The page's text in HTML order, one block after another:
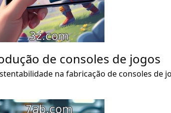
de consoles de jogos
na fabricação de consoles de